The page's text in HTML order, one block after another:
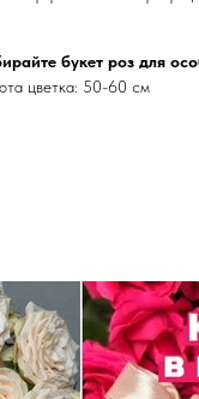
букет роз для
цветка: 50-60 см